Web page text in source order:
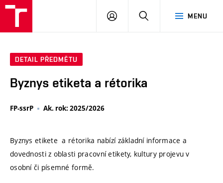
MENU
PŘIHLÁSIT
DETAIL PŘEDMĚTU
Byznys etiketa a rétorika
FP-ssrP Ak. rok: 2025/2026
Byznys etikete a rétorika nabízí základní informace a
dovednosti z oblasti pracovní etikety, kultury projevu v
osobní či písemné formě.